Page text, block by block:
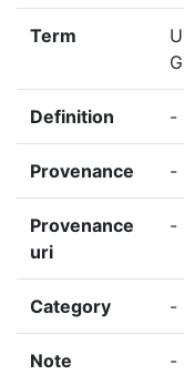
Term
Definition -
Provenance -
Provenance
uri
-
Category -
Note -